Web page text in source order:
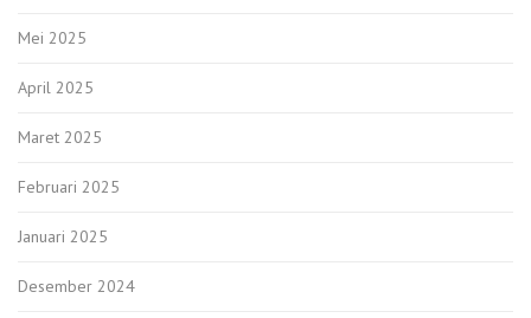
Mei 2025
April 2025
Maret 2025
Februari 2025
Januari 2025
Desember 2024